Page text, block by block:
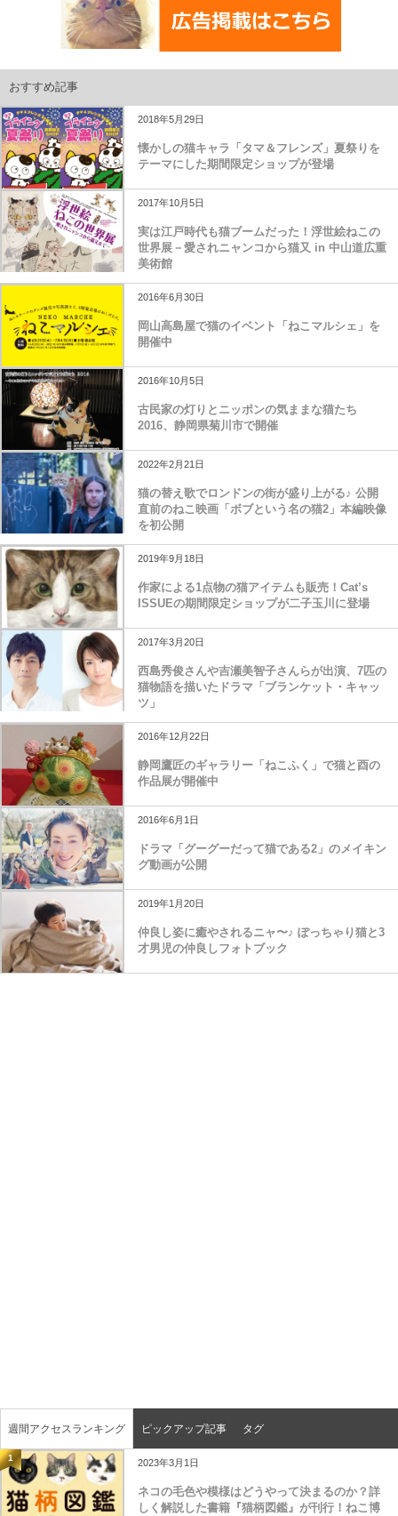
おすすめ記事
2018年5月29日
懐かしの猫キャラ「タマ＆フレンズ」夏祭りを
テーマにした期間限定ショップが登場
2017年10月5日
実は江戸時代も猫ブームだった！浮世絵ねこの
世界展－愛されニャンコから猫又 in 中山道広重
美術館
2016年6月30日
岡山高島屋で猫のイベント「ねこマルシェ」を
開催中
2016年10月5日
古民家の灯りとニッポンの気ままな猫たち
2016、静岡県菊川市で開催
2022年2月21日
猫の替え歌でロンドンの街が盛り上がる♪ 公開
直前のねこ映画「ボブという名の猫2」本編映像
を初公開
2019年9月18日
作家による1点物の猫アイテムも販売！Cat’s
ISSUEの期間限定ショップが二子玉川に登場
2017年3月20日
西島秀俊さんや吉瀬美智子さんらが出演、7匹の
猫物語を描いたドラマ「ブランケット・キャッ
ツ」
2016年12月22日
静岡鷹匠のギャラリー「ねこふく」で猫と酉の
作品展が開催中
2016年6月1日
ドラマ「グーグーだって猫である2」のメイキン
グ動画が公開
2019年1月20日
仲良し姿に癒やされるニャ〜♪ ぽっちゃり猫と3
才男児の仲良しフォトブック
週間アクセスランキング ピックアップ記事 タグ
1 2023年3月1日
ネコの毛色や模様はどうやって決まるのか？詳
しく解説した書籍『猫柄図鑑』が刊行！ねこ博